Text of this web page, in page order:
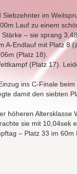
im
Lauf zu einem
– sie sprang
A-Endlauf mit Platz 8
(Platz 18).
(Platz 17).
ins C-Finale
damit den siebten
höheren Altersklasse
sie mit 10,04sek
– Platz 33 im